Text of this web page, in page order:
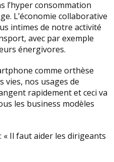
l’hyper consommation
L’économie collaborative
intimes de notre activité
avec par exemple
énergivores.
comme orthèse
vies, nos usages de
rapidement et ceci va
les business modèles
Il faut aider les dirigeants